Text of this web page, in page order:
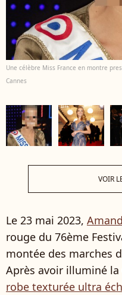
Une célèbre Miss France en montre
Cannes
VOIR
Le 23 mai 2023,
rouge du 76ème
montée des marches
Après avoir illuminé
robe texturée ultra